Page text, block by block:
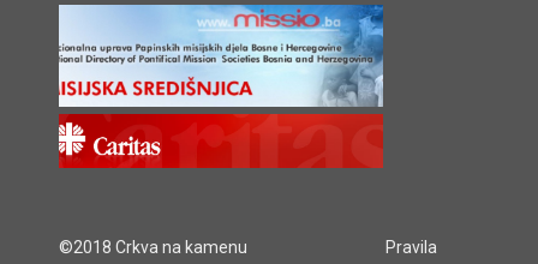
©2018 Crkva na kamenu
Pravila